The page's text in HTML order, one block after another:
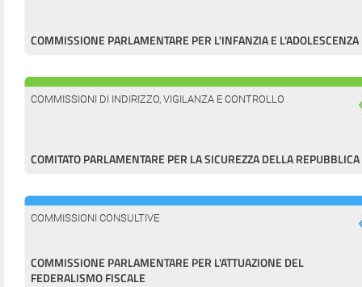
COMMISSIONE PARLAMENTARE PER L'INFANZIA E L'ADOLESCENZA
COMMISSIONI DI INDIRIZZO, VIGILANZA E CONTROLLO
COMITATO PARLAMENTARE PER LA SICUREZZA DELLA REPUBBLICA
COMMISSIONI CONSULTIVE
COMMISSIONE PARLAMENTARE PER L'ATTUAZIONE DEL
FEDERALISMO FISCALE